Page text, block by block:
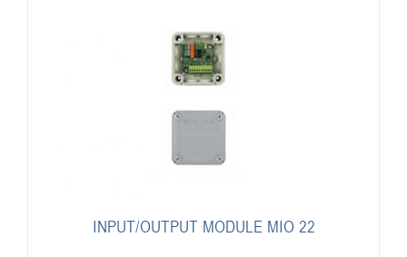
INPUT/OUTPUT MODULE MIO 22